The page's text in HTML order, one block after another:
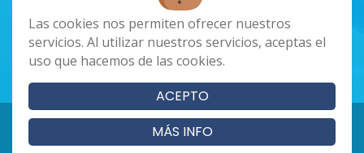
Las cookies nos permiten ofrecer nuestros
servicios. Al utilizar nuestros servicios, aceptas el
uso que hacemos de las cookies.
ACEPTO
MÁS INFO
Facebook
Cookies|Aviso Legal|Política de Privacidad
Términos y condiciones
Copyright 2024 - Microrriego SL. Todos los derechos reservados
Página realizada porWeb Las Palmas